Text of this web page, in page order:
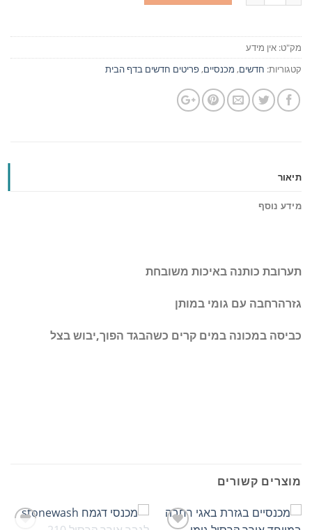
מק"ט: אין מידע
קטגוריות: חדשים, מכנסיים,פריטים חדשים בדף הבית
תיאור
מידע נוסף
תערובת כותנה באיכות משובחת
גזרהרחבה עם גומי במותן
כביסה במכונה במים קרים כשהבגד הפוך,יבוש בצל
מוצרים קשורים